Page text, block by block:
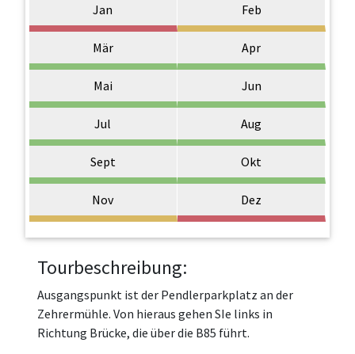
Jan Feb
Mär Apr
Mai Jun
Jul Aug
Sept Okt
Nov Dez
Tourbeschreibung:
Ausgangspunkt ist der Pendlerparkplatz an der
Zehrermühle. Von hieraus gehen SIe links in
Richtung Brücke, die über die B85 führt.